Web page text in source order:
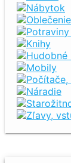
Nábytok
Oblečenie
Knihy
Hudobné
Mobily
Náradie
Zľavy,